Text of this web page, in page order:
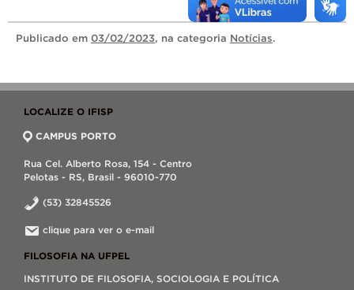
Publicado em 03/02/2023, na categoria Notícias.
LOCALIZE O IFISP
CAMPUS PORTO
Rua Cel. Alberto Rosa, 154 - Centro
Pelotas - RS, Brasil - 96010-770
(53) 32845526
clique para ver o e-mail
FILOSOFIA NA UFPEL
INSTITUTO DE FILOSOFIA, SOCIOLOGIA E POLÍTICA